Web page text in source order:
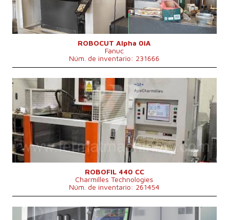
Potencia total
13 kVA
Sistema de control
Sí
Sistema de control Fanuc
Dimensiones largo x ancho x alto3200 x 2200 x 2000 mm
1200 kg
ROBOCUT Alpha 0iA
Fanuc
Núm. de inventario: 231666
Año de fabricación:
2005
Carrera de eje X
550 mm
Carrera de eje Y
350 mm
Carrera de eje Z
400 mm
Dimensiones largo x ancho x alto2600 x 2810 x 2240 mm
Peso de la máquina
2100 kg
Máx. anchura pieza mecanizada
700 mm
Largo max. de pieza trabajada
1200 mm
Máx. altura pieza mecanizada
400 mm
Máx. peso pieza mecanizada
1500 kg
Sí
ROBOFIL 440 CC
Charmilles Technologies
Núm. de inventario: 261454
Año de fabricación:
2023